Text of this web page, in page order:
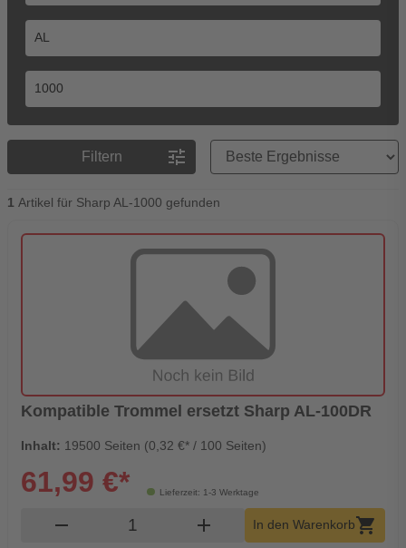
Filtern tune
Preisreihenfolge
1 Artikel für Sharp AL-1000 gefunden
Kompatible Trommel ersetzt Sharp AL-100DR
Inhalt: 19500 Seiten (0,32 €* / 100 Seiten)
Lieferzeit: 1-3 Werktage
61,99 €*
remove Produkt Warenkorb Menge
add In den Warenkorbshopping_cart